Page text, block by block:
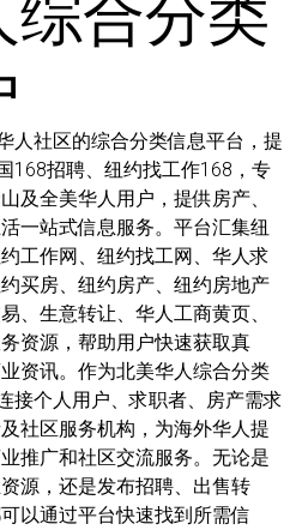
人社区的综合分类信息平台，提
168招聘、纽约找工作168，专
及全美华人用户，提供房产、
一站式信息服务。平台汇集纽
工作网、纽约找工网、华人求
买房、纽约房产、纽约房地产
、生意转让、华人工商黄页、
资源，帮助用户快速获取真
资讯。作为北美华人综合分类
接个人用户、求职者、房产需求
社区服务机构，为海外华人提
推广和社区交流服务。无论是
源，还是发布招聘、出售转
以通过平台快速找到所需信